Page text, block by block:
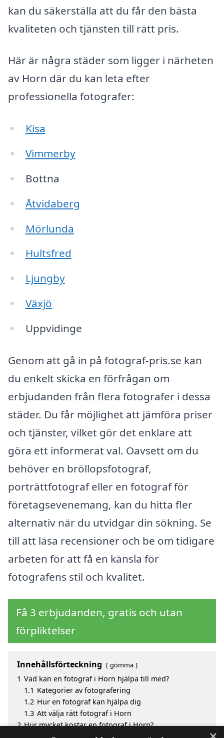
kan du säkerställa att du får den bästa
kvaliteten och tjänsten till rätt pris.
Här är några städer som ligger i närheten
av Horn där du kan leta efter
professionella fotografer:
Kisa
Vimmerby
Bottna
Åtvidaberg
Mörlunda
Hultsfred
Ljungby
Växjö
Uppvidinge
Genom att gå in på fotograf-pris.se kan
du enkelt skicka en förfrågan om
erbjudanden från flera fotografer i dessa
städer. Du får möjlighet att jämföra priser
och tjänster, vilket gör det enklare att
göra ett informerat val. Oavsett om du
behöver en bröllopsfotograf,
porträttfotograf eller en fotograf för
företagsevenemang, kan du hitta fler
alternativ när du utvidgar din sökning. Se
till att läsa recensioner och be om tidigare
arbeten för att få en känsla för
fotografens stil och kvalitet.
Få 3 erbjudanden, gratis och utan
förpliktelser
Innehållsförteckning gömma
1 Vad kan en fotograf i Horn hjälpa till med?
1.1 Kategorier av fotografering
1.2 Hur en fotograf kan hjälpa dig
1.3 Att välja rätt fotograf i Horn
2 Hur mycket kostar en fotograf i Horn?